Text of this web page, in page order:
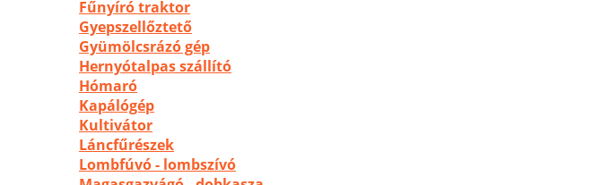
Fűnyíró traktor
Gyepszellőztető
Gyümölcsrázó gép
Hernyótalpas szállító
Hómaró
Kapálógép
Kultivátor
Láncfűrészek
Lombfúvó - lombszívó